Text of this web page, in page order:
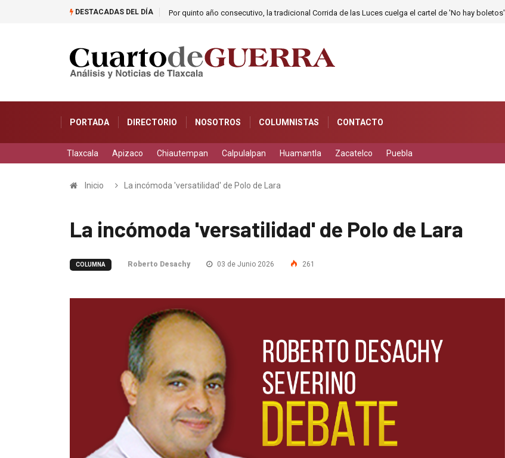
DESTACADAS DEL DÍA Por quinto año consecutivo, la tradicional Corrida de las Luces cuelga el cartel de 'No hay boletos'
PORTADA DIRECTORIO NOSOTROS COLUMNISTAS CONTACTO
Tlaxcala Apizaco Chiautempan Calpulalpan Huamantla Zacatelco Puebla
Inicio La incómoda 'versatilidad' de Polo de Lara
La incómoda 'versatilidad' de Polo de Lara
COLUMNA Roberto Desachy 03 de Junio 2026 261